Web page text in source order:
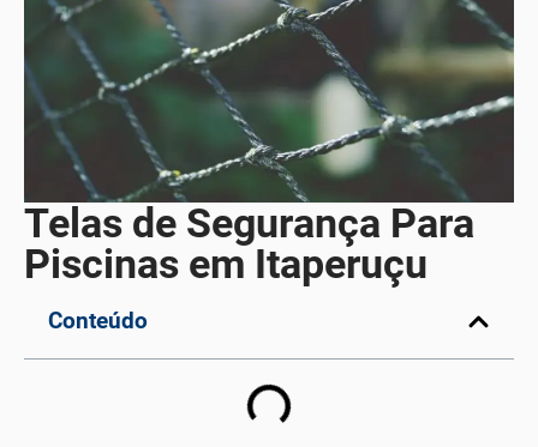
Telas de Segurança Para
Piscinas em Itaperuçu
Conteúdo